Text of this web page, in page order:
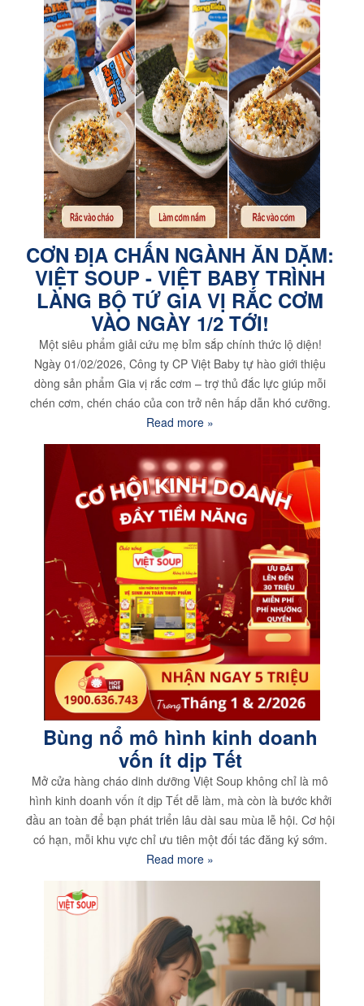
CƠN ĐỊA CHẤN NGÀNH ĂN DẶM:
VIỆT SOUP - VIỆT BABY TRÌNH
LÀNG BỘ TỨ GIA VỊ RẮC CƠM
VÀO NGÀY 1/2 TỚI!
Một siêu phẩm giải cứu mẹ bỉm sắp chính thức lộ diện!
Ngày 01/02/2026, Công ty CP Việt Baby tự hào giới thiệu
dòng sản phẩm Gia vị rắc cơm – trợ thủ đắc lực giúp mỗi
chén cơm, chén cháo của con trở nên hấp dẫn khó cưỡng.
Read more »
Bùng nổ mô hình kinh doanh
vốn ít dịp Tết
Mở cửa hàng cháo dinh dưỡng Việt Soup không chỉ là mô
hình kinh doanh vốn ít dịp Tết dễ làm, mà còn là bước khởi
đầu an toàn để bạn phát triển lâu dài sau mùa lễ hội. Cơ hội
có hạn, mỗi khu vực chỉ ưu tiên một đối tác đăng ký sớm.
Read more »